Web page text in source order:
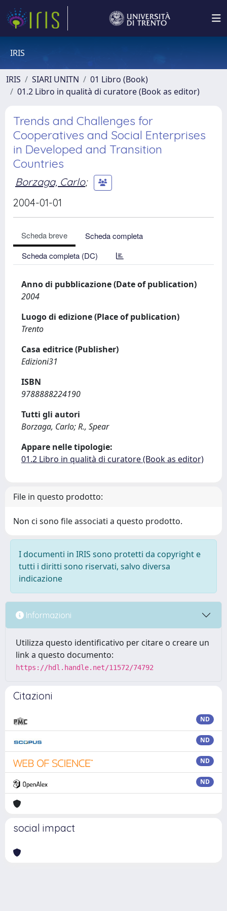
IRIS
IRIS SIARI UNITN
01 Libro (Book)
01.2 Libro in qualità di curatore (Book as editor)
Trends and Challenges for
Cooperatives and Social Enterprises
in Developed and Transition
Countries
Borzaga, Carlo;
2004-01-01
Scheda breve
Scheda completa
Scheda completa (DC)
Anno di pubblicazione (Date of publication)
2004
Luogo di edizione (Place of publication)
Trento
Casa editrice (Publisher)
Edizioni31
ISBN
9788888224190
Tutti gli autori
Borzaga, Carlo; R., Spear
Appare nelle tipologie:
01.2 Libro in qualità di curatore (Book as editor)
File in questo prodotto:
Non ci sono file associati a questo prodotto.
I documenti in IRIS sono protetti da copyright e
tutti i diritti sono riservati, salvo diversa
indicazione
Informazioni
Utilizza questo identificativo per citare o creare un
link a questo documento:
https://hdl.handle.net/11572/74792
Citazioni
ND
ND
ND
ND
social impact